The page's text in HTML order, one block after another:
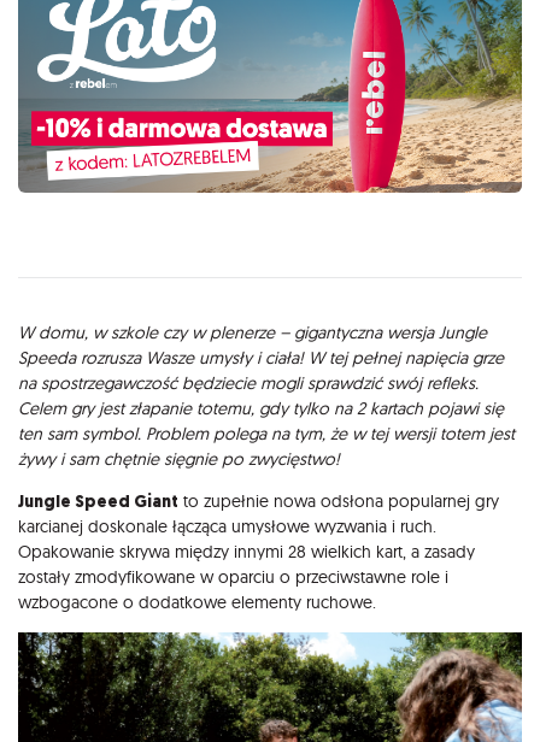
Opis
W domu, w szkole czy w plenerze – gigantyczna wersja Jungle
Speeda rozrusza Wasze umysły i ciała! W tej pełnej napięcia grze
na spostrzegawczość będziecie mogli sprawdzić swój refleks.
Celem gry jest złapanie totemu, gdy tylko na 2 kartach pojawi się
ten sam symbol. Problem polega na tym, że w tej wersji totem jest
żywy i sam chętnie sięgnie po zwycięstwo!
Jungle Speed Giant to zupełnie nowa odsłona popularnej gry
karcianej doskonale łącząca umysłowe wyzwania i ruch.
Opakowanie skrywa między innymi 28 wielkich kart, a zasady
zostały zmodyfikowane w oparciu o przeciwstawne role i
wzbogacone o dodatkowe elementy ruchowe.